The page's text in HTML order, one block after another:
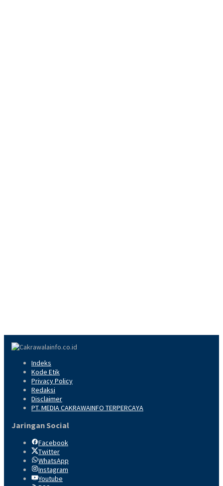
Indeks
Kode Etik
Privacy Policy
Redaksi
Disclaimer
PT. MEDIA CAKRAWAINFO TERPERCAYA
Jaringan Social
Facebook
Twitter
WhatsApp
Instagram
Youtube